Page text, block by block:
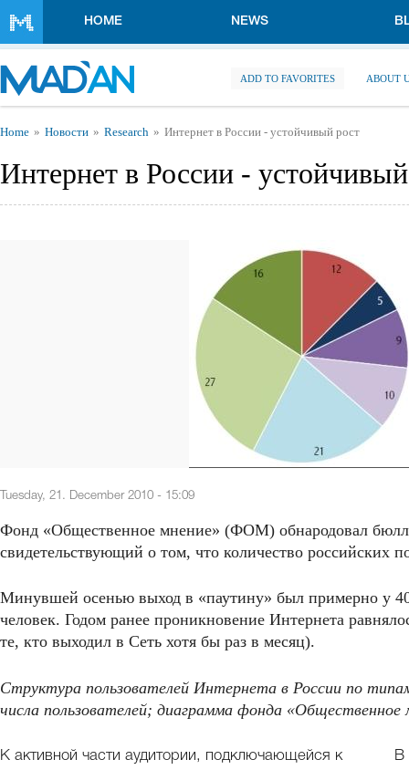
HOME NEWS
ADD TO FAVORITES ABOUT
You are here
Home Новости Research Интернет в России - устойчивый рост
Интернет в России -
Tuesday, 21. December 2010 - 15:09
Фонд «Общественное мнение» (ФОМ) обнародовал
свидетельствующий о том, что количество российских
Минувшей осенью выход в «паутину» был примерно у
человек. Годом ранее проникновение Интернета
те, кто выходил в Сеть хотя бы раз в месяц).
Структура пользователей Интернета в России по
числа пользователей; диаграмма фонда «Общественное
К активной части аудитории, подключающейся к
В